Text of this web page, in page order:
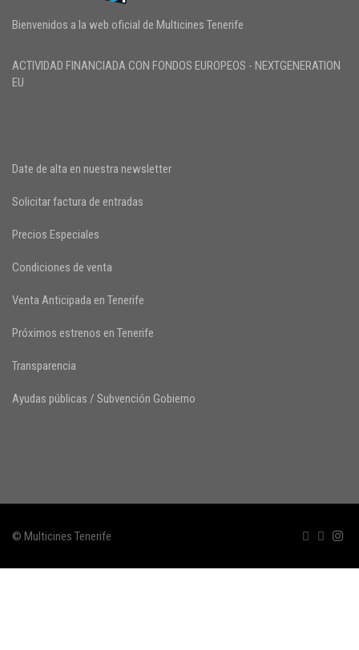
Bienvenidos a la web oficial de Multicines Tenerife
ACTIVIDAD FINANCIADA CON FONDOS EUROPEOS - NEXTGENERATION
EU
Date de alta en nuestra newsletter
Solicitar factura de entradas
Precios Especiales
Condiciones de venta
Venta Anticipada en Tenerife
Próximos estrenos en Tenerife
Transparencia
Ayudas públicas / Subvención Gobierno
© Multicines Tenerife